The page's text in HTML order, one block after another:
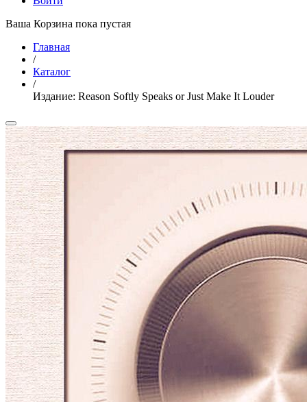
Ваша Корзина пока пустая
Главная
/
Каталог
/
Издание: Reason Softly Speaks or Just Make It Louder